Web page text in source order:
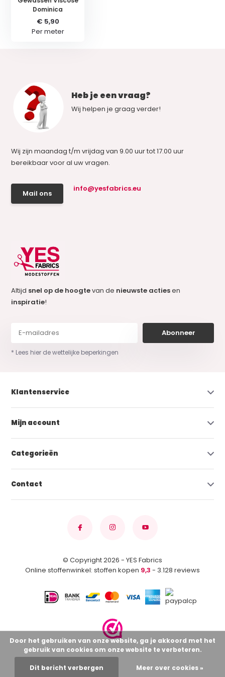
Dominica
€ 5,90
Per meter
Heb je een vraag?
Wij helpen je graag verder!
Wij zijn maandag t/m vrijdag van 9.00 uur tot 17.00 uur
bereikbaar voor al uw vragen.
Mail ons
info@yesfabrics.eu
Altijd snel op de hoogtevan de nieuwste actiesen
inspiratie!
Abonneer
* Lees hier de wettelijke beperkingen
Klantenservice
Mijn account
Categorieën
Contact
© Copyright 2026 - YES Fabrics
Online stoffenwinkel: stoffen kopen 9,3 - 3.128 reviews
Door het gebruiken van onze website, ga je akkoord met het
gebruik van cookies om onze website te verbeteren.
Dit bericht verbergen Meer over cookies »